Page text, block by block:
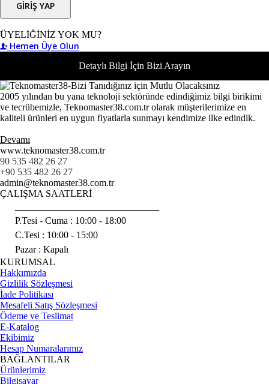
GİRİŞ YAP
ÜYELİĞİNİZ YOK MU?
Hemen Üye Olun
Detaylı Bilgi İçin Bizi Arayın
2005 yılından bu yana teknoloji sektöründe edindiğimiz bilgi birikimi
ve tecrübemizle, Teknomaster38.com.tr olarak müşterilerimize en
kaliteli ürünleri en uygun fiyatlarla sunmayı kendimize ilke edindik.
Devamı
www.teknomaster38.com.tr
90 535 482 26 27
+90 535 482 26 27
admin@teknomaster38.com.tr
ÇALIŞMA SAATLERİ
P.Tesi - Cuma : 10:00 - 18:00
C.Tesi : 10:00 - 15:00
Pazar : Kapalı
KURUMSAL
Hakkımızda
Gizlilik Sözleşmesi
İade Politikası
Mesafeli Satış Sözleşmesi
Ödeme ve Teslimat
E-Katalog
Ekibimiz
Hesap Numaralarımız
BAĞLANTILAR
Ürünlerimiz
Bilgisayar